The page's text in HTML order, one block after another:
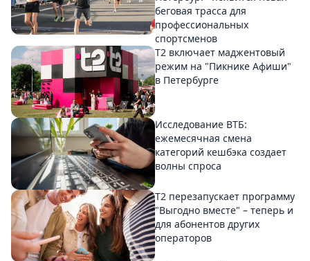
беговая трасса для
профессиональных
спортсменов
Т2 включает маджентовый
режим на "Пикнике Афиши"
в Петербурге
Исследование ВТБ:
ежемесячная смена
категорий кешбэка создает
волны спроса
Т2 перезапускает программу
"Выгодно вместе" – теперь и
для абонентов других
операторов